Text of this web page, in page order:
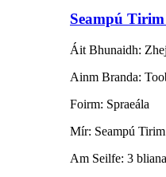
Seampú
Áit Bhunaidh:
Ainm Branda:
Foirm: Spraeála
Mír: Seampú
Am Seilfe: 3 bliana